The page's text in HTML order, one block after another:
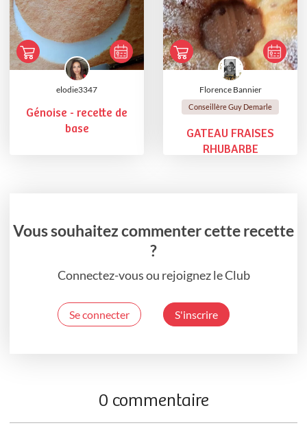
elodie3347
Génoise - recette de
base
Florence Bannier
Conseillère Guy Demarle
GATEAU FRAISES
RHUBARBE
Vous souhaitez commenter cette recette
?
Connectez-vous ou rejoignez le Club
Se connecter S'inscrire
0 commentaire